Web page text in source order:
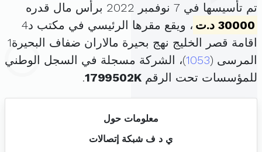
تم تأسيسها في 7 نوفمبر 2022 برأس مال قدره
30000 د.ت
، ويقع مقرها الرئيسي في مكتب د4
اقامة قصر الخليج نهج بحيرة مالاران ضفاف البحيرة1
المرسى (1053)، الشركة مسجلة في السجل الوطني
للمؤسسات تحت الرقم 1799502K
.
معلومات حول
ي د ف شبكة إتصالات